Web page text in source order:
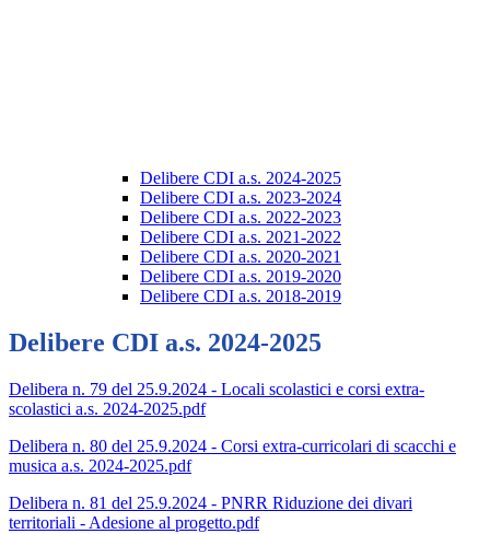
Delibere CDI a.s. 2024-2025
Delibere CDI a.s. 2023-2024
Delibere CDI a.s. 2022-2023
Delibere CDI a.s. 2021-2022
Delibere CDI a.s. 2020-2021
Delibere CDI a.s. 2019-2020
Delibere CDI a.s. 2018-2019
Delibere CDI a.s. 2024-2025
Delibera n. 79 del 25.9.2024 - Locali scolastici e corsi extra-
scolastici a.s. 2024-2025.pdf
Delibera n. 80 del 25.9.2024 - Corsi extra-curricolari di scacchi e
musica a.s. 2024-2025.pdf
Delibera n. 81 del 25.9.2024 - PNRR Riduzione dei divari
territoriali - Adesione al progetto.pdf